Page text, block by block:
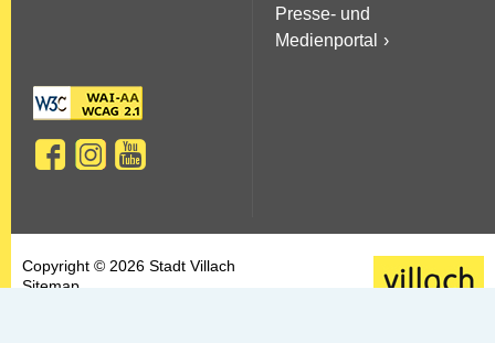
Presse- und
Medienportal
Copyright © 2026 Stadt Villach
Sitemap